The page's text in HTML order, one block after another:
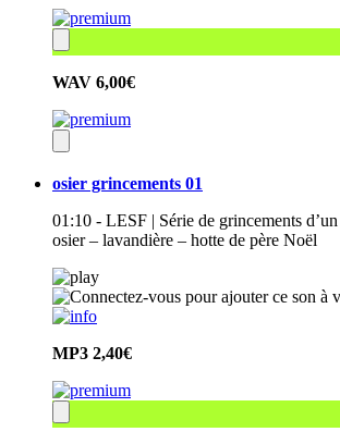
WAV 6,00€
osier grincements 01
01:10 - LESF | Série de grincements
osier – lavandière – hotte de père Noël
MP3 2,40€